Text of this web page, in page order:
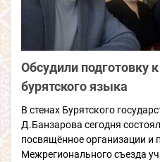
Обсудили подготовку
бурятского языка
В стенах Бурятского
Д.Банзарова сегодня
посвящённое организации и
Межрегионального съезда